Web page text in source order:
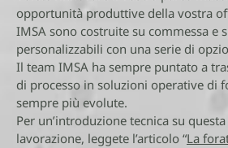
opportunità produttive della vostra
IMSA sono costruite su commessa e
personalizzabili con una serie di
Il team IMSA ha sempre puntato a
di processo in soluzioni operative di
sempre più evolute.
Per un’introduzione tecnica su
lavorazione, leggete l’articolo “La